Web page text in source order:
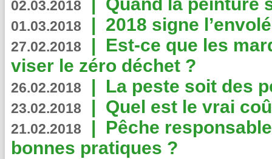
02.03.2018
01.03.2018 | 2018 signe
27.02.2018 | Est-ce que les
viser le zéro déchet ?
26.02.2018 | La peste soit des
23.02.2018 | Quel est le vrai
21.02.2018 | Pêche
bonnes pratiques ?